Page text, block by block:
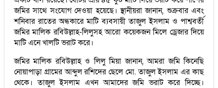
জমির সাথে সংযোগ দেওয়া হয়েছে। স্থানীয়রা জানান, শুক্রবার এবং
শনিবার রাতের অন্ধকারে মাটি ব্যবসায়ী তাজুল ইসলাম ও পাশ্ববর্তী
জমির মালিক রবিউল্লাহ-লিলুসহ আরো কয়েকজন মিলে ড্রেজার দিয়ে
মাটি এনে খালটি ভরাট করে।
জমির মালিক রবিউল্লাহ ও লিলু মিয়া জানান, আমরা জমি কিনেছি
নোয়াপাড়া গ্রামের আব্দুল রশিদের ছেলে মো. তাজুল ইসলাম এর কাছ
থেকে। তাজুল ইসলাম এখন আমাদের জমি ভরাট করে দিচ্ছে।